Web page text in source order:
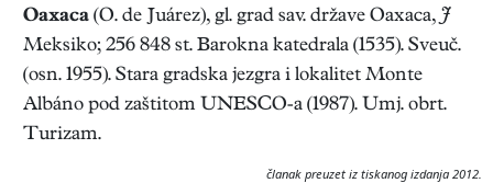
Oaxaca (O. de Juárez), gl. grad sav. države Oaxaca,J
Meksiko; 256 848 st. Barokna katedrala (1535). Sveuč.
(osn. 1955). Stara gradska jezgra i lokalitet Monte
Albáno pod zaštitom UNESCO-a (1987). Umj. obrt.
Turizam.
članak preuzet iz tiskanog izdanja 2012.